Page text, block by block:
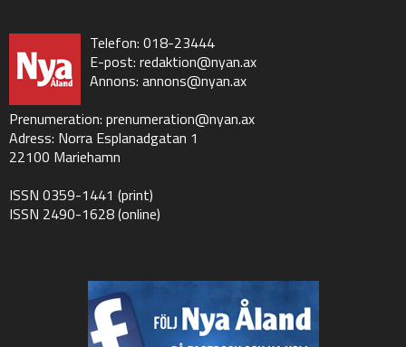
Telefon: 018-23444
E-post: redaktion@nyan.ax
Annons: annons@nyan.ax
Prenumeration: prenumeration@nyan.ax
Adress: Norra Esplanadgatan 1
22100 Mariehamn
ISSN 0359-1441 (print)
ISSN 2490-1628 (online)